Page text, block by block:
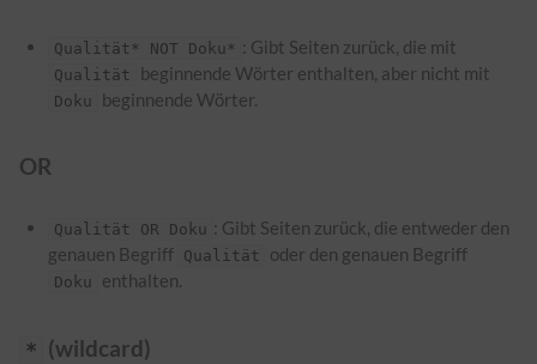
Qualität* NOT Doku* : Gibt Seiten zurück, die mit
Qualität beginnende Wörter enthalten, aber nicht mit
Doku beginnende Wörter.
OR
Qualität OR Doku : Gibt Seiten zurück, die entweder den
genauen Begriff Qualität oder den genauen Begriff
Doku enthalten.
* (wildcard)